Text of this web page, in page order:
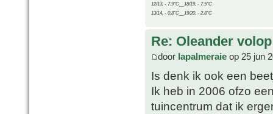
12/13, - 7.9°C__18/19, - 7.5°C
13/14, - 0.8°C__19/20, - 2.8°C
Re: Oleander
door lapalmeraie op 25 jun
Is denk ik ook een
Ik heb in 2006 ofzo
tuincentrum dat ik